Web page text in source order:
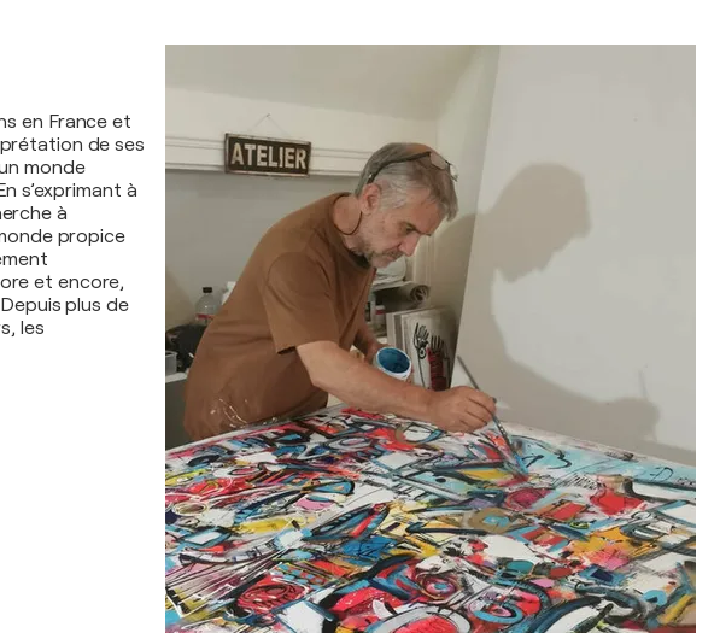
en France et
de ses
monde
s’exprimant à
à
propice
et encore,
plus de
les